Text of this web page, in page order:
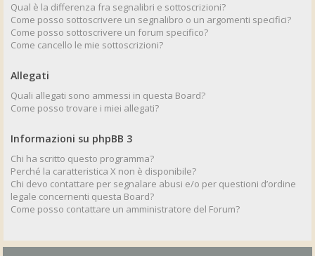
Qual è la differenza fra segnalibri e sottoscrizioni?
Come posso sottoscrivere un segnalibro o un argomenti specifici?
Come posso sottoscrivere un forum specifico?
Come cancello le mie sottoscrizioni?
Allegati
Quali allegati sono ammessi in questa Board?
Come posso trovare i miei allegati?
Informazioni su phpBB 3
Chi ha scritto questo programma?
Perché la caratteristica X non è disponibile?
Chi devo contattare per segnalare abusi e/o per questioni d’ordine
legale concernenti questa Board?
Come posso contattare un amministratore del Forum?